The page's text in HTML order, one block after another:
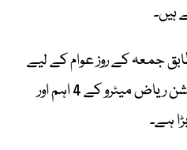
ہیں۔
جمعہ کے روز عوام کے لیے
کھولے جانے والا ویسٹرن اسٹیشن ریاض میٹرو کے 4 اہم اور
ہے۔